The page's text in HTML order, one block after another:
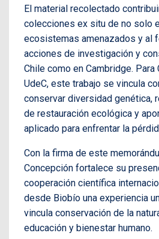
El material recolectado
colecciones ex situ de no solo
ecosistemas amenazados y al
acciones de investigación y
Chile como en Cambridge. Para
UdeC, este trabajo se vincula
conservar diversidad genética,
de restauración ecológica y
aplicado para enfrentar la
Con la firma de este
Concepción fortalece su
cooperación científica
desde Biobío una experiencia
vincula conservación de la
educación y bienestar humano.